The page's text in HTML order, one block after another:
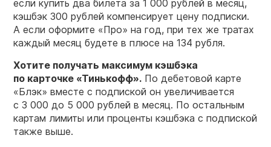
если купить два билета за 1 000 рублей в месяц,
кэшбэк 300 рублей компенсирует цену подписки.
А если оформите «Про» на год, при тех же тратах
каждый месяц будете в плюсе на 134 рубля.
Хотите получать максимум кэшбэка
по карточке «Тинькофф». По дебетовой карте
«Блэк» вместе с подпиской он увеличивается
с 3 000 до 5 000 рублей в месяц. По остальным
картам лимиты или проценты кэшбэка с подпиской
также выше.